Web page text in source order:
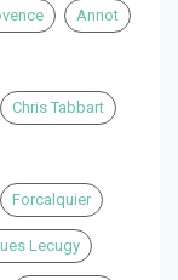
Annot
Chris Tabbart
Forcalquier
Lecugy